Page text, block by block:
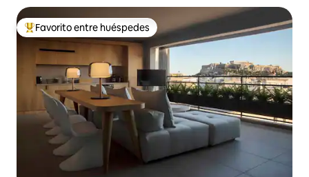
Favorito entre huéspedes preferido
Favorito entre huéspedes